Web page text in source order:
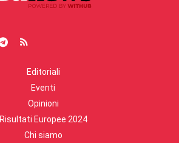
Editoriali
Eventi
Opinioni
Risultati Europee 2024
Chi siamo